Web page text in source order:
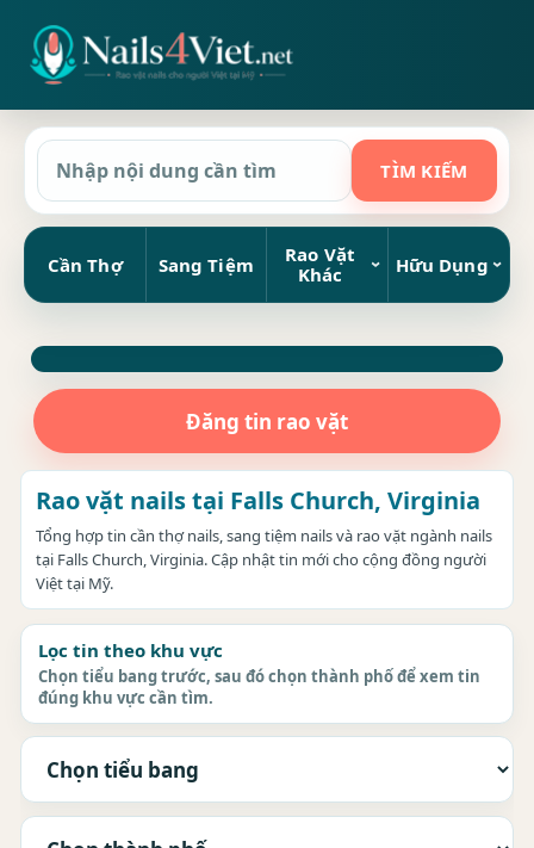
Cần Thợ Sang Tiệm
Rao Vặt
Khác
Hữu Dụng
Đăng tin rao vặt
Rao vặt nails tại Falls Church, Virginia
Tổng hợp tin cần thợ nails, sang tiệm nails và rao vặt ngành nails
tại Falls Church, Virginia. Cập nhật tin mới cho cộng đồng người
Việt tại Mỹ.
Lọc tin theo khu vực
Chọn tiểu bang trước, sau đó chọn thành phố để xem tin
đúng khu vực cần tìm.